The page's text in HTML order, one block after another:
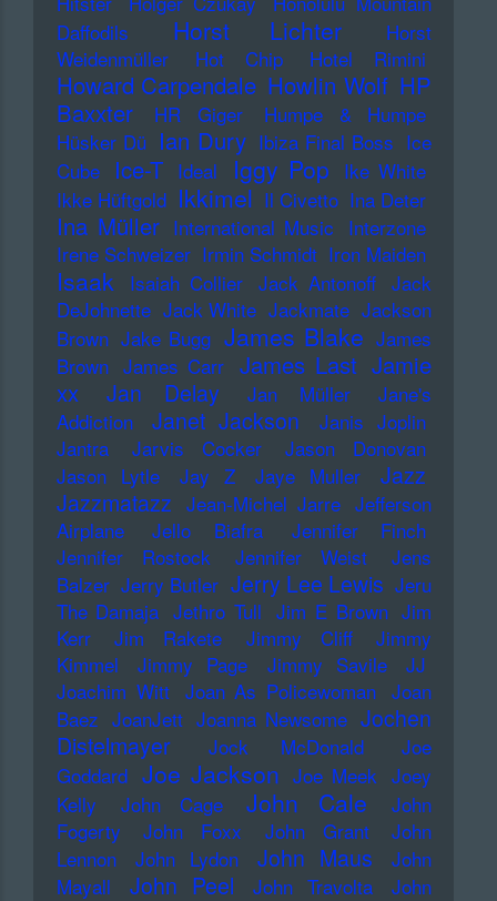
Daffodils
Horst Lichter
Horst
Weidenmüller
Hot Chip Hotel Rimini
Howard Carpendale Howlin Wolf HP
Baxxter
HR Giger
Humpe & Humpe
Hüsker Dü Ian Dury Ibiza Final Boss Ice
Cube
Ice-T Ideal Iggy Pop Ike White
Ikke Hüftgold Ikkimel Il Civetto Ina Deter
Ina Müller International Music Interzone
Irene Schweizer Irmin Schmidt Iron Maiden
Isaak Isaiah Collier Jack Antonoff Jack
DeJohnette Jack White Jackmate Jackson
Brown Jake Bugg James Blake James
Brown James Carr James Last Jamie
xx
Jan Delay Jan Müller
Jane's
Addiction
Janet Jackson
Janis Joplin
Jantra
Jarvis Cocker
Jason Donovan
Jason Lytle
Jay Z Jaye Muller
Jazz
Jazzmatazz Jean-Michel Jarre Jefferson
Airplane
Jello Biafra
Jennifer Finch
Jennifer Rostock
Jennifer Weist
Jens
Balzer Jerry Butler Jerry Lee Lewis Jeru
The Damaja Jethro Tull Jim E Brown Jim
Kerr
Jim Rakete Jimmy Cliff
Jimmy
Kimmel
Jimmy Page Jimmy Savile
JJ
Joachim Witt Joan As Policewoman Joan
Baez JoanJett Joanna Newsome Jochen
Distelmayer
Jock McDonald
Joe
Goddard Joe Jackson Joe Meek Joey
Kelly
John Cage John Cale
John
Fogerty
John Foxx John Grant
John
Lennon
John Lydon John Maus
John
Mayall
John Peel John Travolta
John